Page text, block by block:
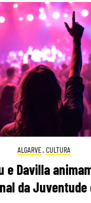
ALGARVE, CULTURA
e Davilla
da Juventude